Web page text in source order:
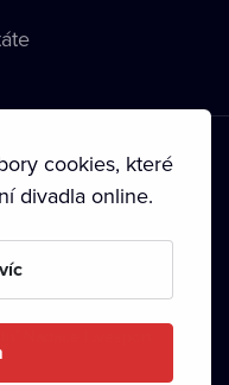
• Zásady používání
•
cookies, které
divadla online.